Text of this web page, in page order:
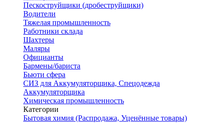
Пескоструйщики (дробеструйщики)
Водители
Тяжелая промышленность
Работники склада
Шахтеры
Маляры
Официанты
Бармены/бариста
Бьюти сфера
СИЗ для Аккумуляторщика, Спецодежда
Аккумуляторщика
Химическая промышленность
Категории
Бытовая химия (Распродажа, Уценённые товары)